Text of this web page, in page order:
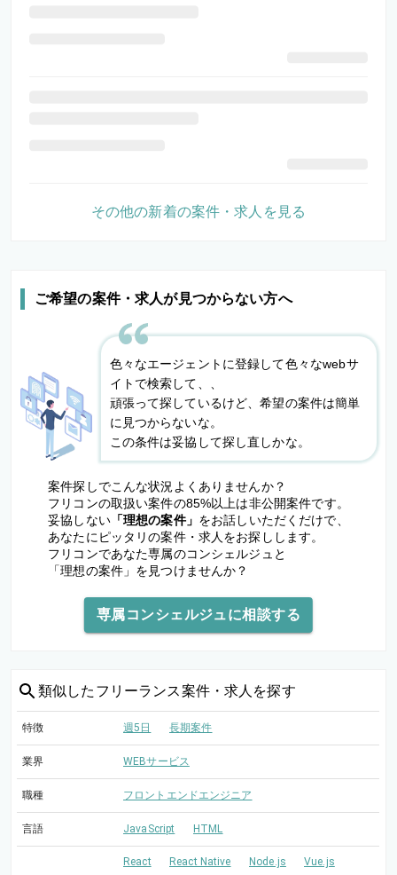
ご希望の案件・求人が見つからない方へ
色々なエージェントに登録して色々なwebサ
イトで検索して、、
頑張って探しているけど、希望の案件は簡単
に見つからないな。
この条件は妥協して探し直しかな。
案件探しでこんな状況よくありませんか？
フリコンの取扱い案件の85%以上は非公開案件です。
妥協しない「理想の案件」 をお話しいただくだけで、
あなたにピッタリの案件・求人をお探しします。
フリコンであなた専属のコンシェルジュと
「理想の案件」を見つけませんか？
専属コンシェルジュに相談する
類似した フリーランス案件・求人を探す
特徴 週5日 長期案件
業界 WEBサービス
職種 フロントエンドエンジニア
言語 JavaScript HTML
React React Native Node.js
Vue.js
その他の新着の案件・求人を見る